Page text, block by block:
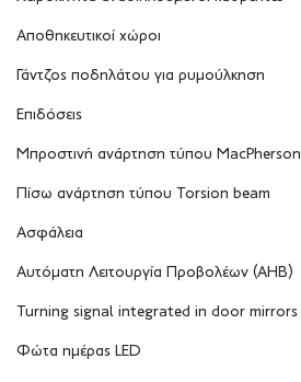
Αποθηκευτικοί χώροι
Γάντζος ποδηλάτου για ρυμούλκηση
Επιδόσεις
Μπροστινή ανάρτηση τύπου MacPherson
Πίσω ανάρτηση τύπου Torsion beam
Ασφάλεια
Αυτόματη Λειτουργία Προβολέων (AHB)
Turning signal integrated in door mirrors
Φώτα ημέρας LED